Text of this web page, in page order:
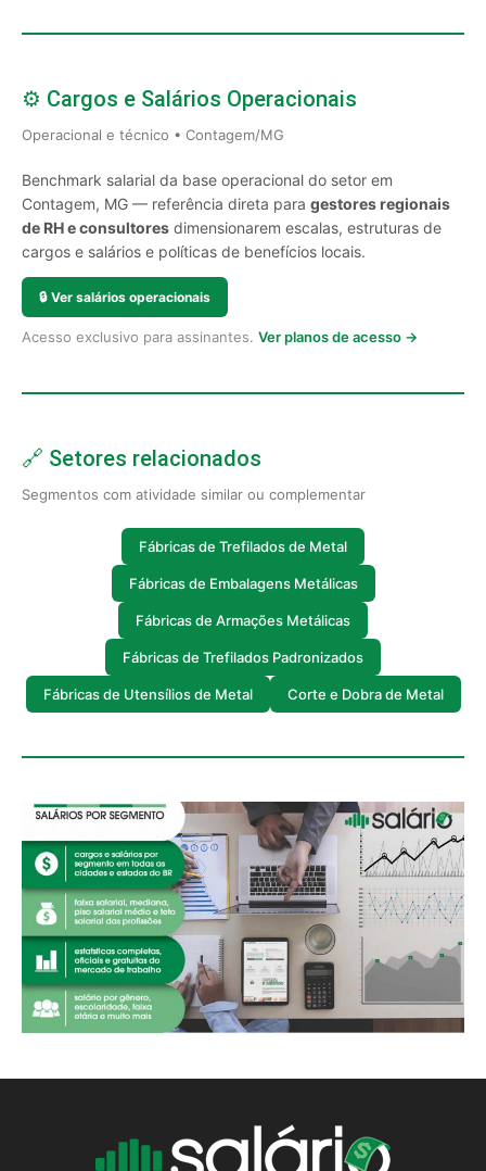
⚙️ Cargos e Salários Operacionais
Operacional e técnico • Contagem/MG
Benchmark salarial da base operacional do setor em
Contagem, MG — referência direta para gestores regionais
de RH e consultores dimensionarem escalas, estruturas de
cargos e salários e políticas de benefícios locais.
🔒 Ver salários operacionais
Acesso exclusivo para assinantes. Ver planos de acesso →
🔗 Setores relacionados
Segmentos com atividade similar ou complementar
Fábricas de Trefilados de Metal
Fábricas de Embalagens Metálicas
Fábricas de Armações Metálicas
Fábricas de Trefilados Padronizados
Fábricas de Utensílios de Metal Corte e Dobra de Metal